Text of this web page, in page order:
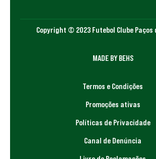
Copyright © 2023 Futebol Clube Paços
MADE BY BEHS
Termos e Condições
Promoções ativas
Políticas de Privacidade
Canal de Denúncia